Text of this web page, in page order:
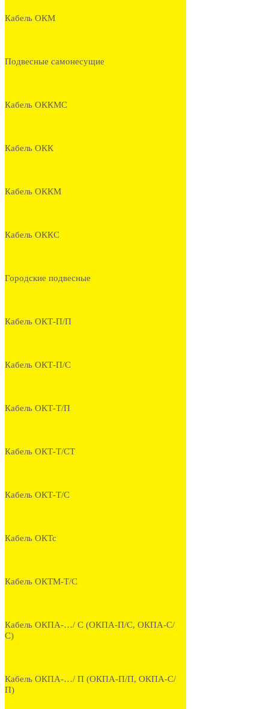
Кабель ОКМ
Подвесные самонесущие
Кабель ОККМС
Кабель ОКК
Кабель ОККМ
Кабель ОККС
Городские подвесные
Кабель ОКТ-П/П
Кабель ОКТ-П/С
Кабель ОКТ-Т/П
Кабель ОКТ-Т/СТ
Кабель ОКТ-Т/С
Кабель ОКТс
Кабель ОКТМ-Т/С
Кабель ОКПА-…/ С (ОКПА-П/С, ОКПА-С/
С)
Кабель ОКПА-…/ П (ОКПА-П/П, ОКПА-С/
П)